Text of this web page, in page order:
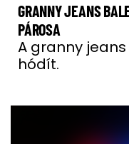
GRANNY JEANS
PÁROSA
A granny
hódít.